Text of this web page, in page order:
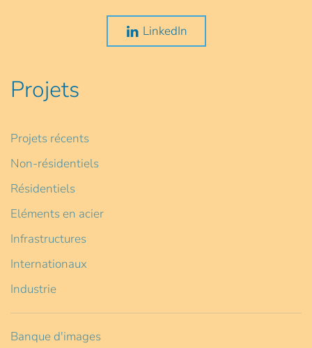
LinkedIn
Projets
Projets récents
Non-résidentiels
Résidentiels
Eléments en acier
Infrastructures
Internationaux
Industrie
Banque d'images